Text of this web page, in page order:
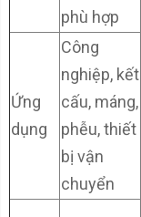
phù hợp
Ứng
dụng
Công
nghiệp, kết
cấu, máng,
phễu, thiết
bị vận
chuyển